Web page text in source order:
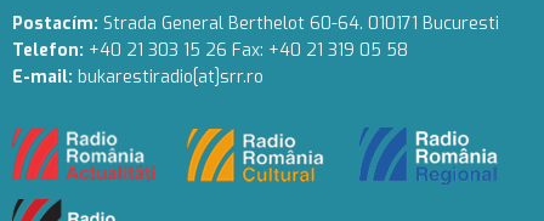
Postacím: Strada General Berthelot 60-64. 010171 Bucuresti
Telefon: +40 21 303 15 26 Fax: +40 21 319 05 58
E-mail: bukarestiradio[at]srr.ro